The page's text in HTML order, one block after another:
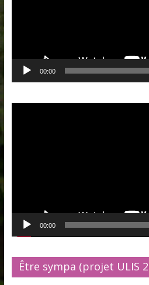
00:00
00:00
Être sympa (projet ULIS